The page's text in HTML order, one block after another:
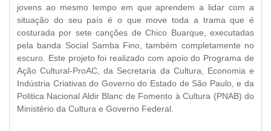
jovens ao mesmo tempo em que aprendem a lidar com a
situação do seu país é o que move toda a trama que é
costurada por sete canções de Chico Buarque, executadas
pela banda Social Samba Fino, também completamente no
escuro. Este projeto foi realizado com apoio do Programa de
Ação Cultural-ProAC, da Secretaria da Cultura, Economia e
Indústria Criativas do Governo do Estado de São Paulo, e da
Politica Nacional Aldir Blanc de Fomento à Cultura (PNAB) do
Ministério da Cultura e Governo Federal.